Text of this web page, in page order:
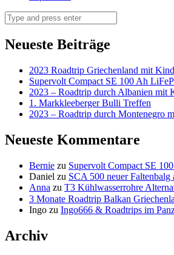
Search
Neueste Beiträge
2023 Roadtrip Griechenland mit
Supervolt Compact SE 100 Ah
2023 – Roadtrip durch Albanien mit
1. Markkleeberger Bulli Treffen
2023 – Roadtrip durch Montenegro
Neueste Kommentare
Bernie zu Supervolt Compact SE
Daniel zu SCA 500 neuer
Anna zu T3 Kühlwasserrohre
3 Monate Roadtrip Balkan
Ingo zu Ingo666 & Roadtrips im
Archiv